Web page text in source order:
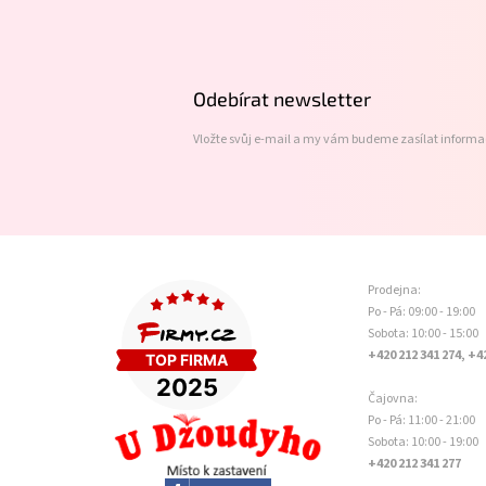
Odebírat newsletter
Vložte svůj e-mail a my vám budeme zasílat
Prodejna:
Po - Pá: 09:00 - 19:00
Sobota: 10:00 - 15:00
+420 212 341 274,
Čajovna:
Po - Pá: 11:00 - 21:00
Sobota: 10:00 - 19:00
+420 212 341 277